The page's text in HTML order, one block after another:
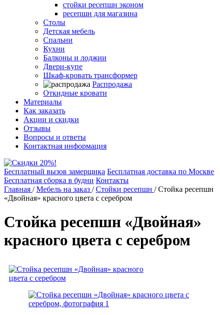
стойки ресепшн эконом
ресепшн для магазина
Столы
Детская мебель
Спальни
Кухни
Балконы и лоджии
Двери-купе
Шкаф-кровать трансформер
Распродажа
Откидные кровати
Материалы
Как заказать
Акции и скидки
Отзывы
Вопросы и ответы
Контактная информация
Бесплатный вызов замерщика Бесплатная доставка по Москве
Бесплатная сборка в будни Контакты
Главная /Мебель на заказ /Стойки ресепшн /Стойка ресепшн
«Двойная» красного цвета с серебром
Стойка ресепшн «Двойная»
красного цвета с серебром